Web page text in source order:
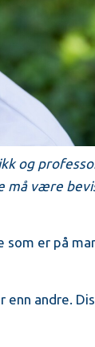
og
være
er på
andre.